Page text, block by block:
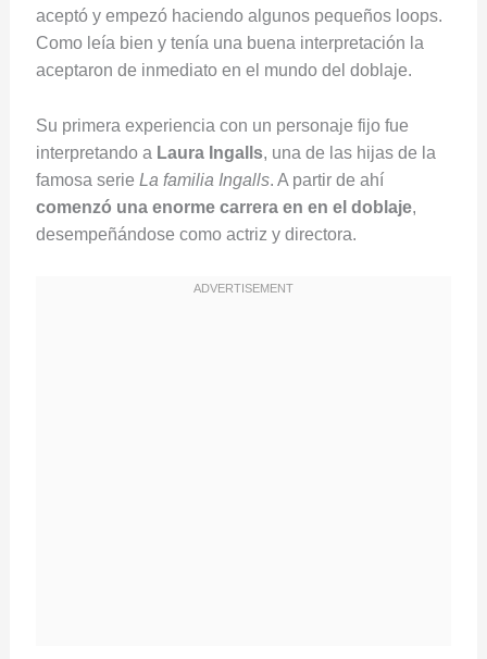
aceptó y empezó haciendo algunos pequeños loops.
Como leía bien y tenía una buena interpretación la
aceptaron de inmediato en el mundo del doblaje.
Su primera experiencia con un personaje fijo fue
interpretando a Laura Ingalls, una de las hijas de la
famosa serie La familia Ingalls. A partir de ahí
comenzó una enorme carrera en en el doblaje,
desempeñándose como actriz y directora.